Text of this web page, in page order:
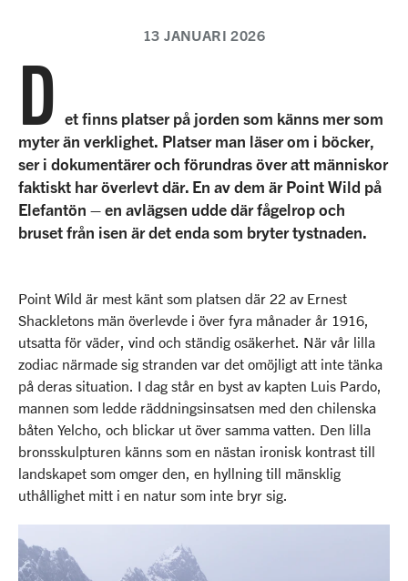
13 JANUARI 2026
D et finns platser på jorden som känns mer som
myter än verklighet. Platser man läser om i böcker,
ser i dokumentärer och förundras över att människor
faktiskt har överlevt där. En av dem är Point Wild på
Elefantön – en avlägsen udde där fågelrop och
bruset från isen är det enda som bryter tystnaden.
Point Wild är mest känt som platsen där 22 av Ernest
Shackletons män överlevde i över fyra månader år 1916,
utsatta för väder, vind och ständig osäkerhet. När vår lilla
zodiac närmade sig stranden var det omöjligt att inte tänka
på deras situation. I dag står en byst av kapten Luis Pardo,
mannen som ledde räddningsinsatsen med den chilenska
båten Yelcho, och blickar ut över samma vatten. Den lilla
bronsskulpturen känns som en nästan ironisk kontrast till
landskapet som omger den, en hyllning till mänsklig
uthållighet mitt i en natur som inte bryr sig.